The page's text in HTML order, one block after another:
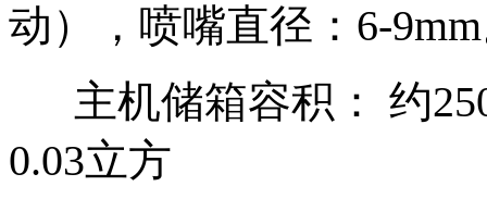
动），喷嘴直径： 6-9mm
主机储箱容积： 约
0.03立方